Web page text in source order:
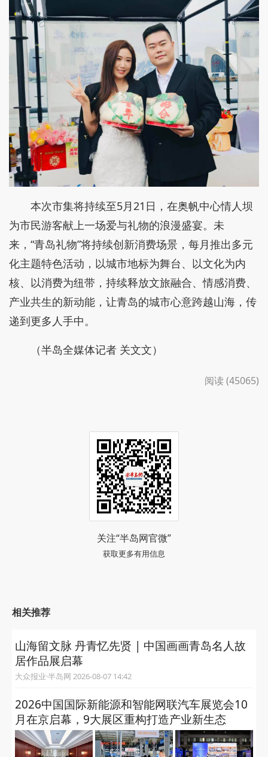
本次市集将持续至5月21日，在奥帆中心情人坝
为市民游客献上一场爱与礼物的浪漫盛宴。未
来，“青岛礼物”将持续创新消费场景，每月推出多元
化主题特色活动，以城市地标为舞台、以文化为内
核、以消费为纽带，持续释放文旅融合、情感消费、
产业共生的新动能，让青岛的城市心意跨越山海，传
递到更多人手中。
（半岛全媒体记者 关文文）
阅读 (45065)
关注“半岛网官微”
获取更多有用信息
相关推荐
山海留文脉 丹青忆先贤 | 中国画画青岛名人故
居作品展启幕
大众报业·半岛网 2026-08-07 14:42
2026中国国际新能源和智能网联汽车展览会10
月在京启幕，9大展区重构打造产业新生态